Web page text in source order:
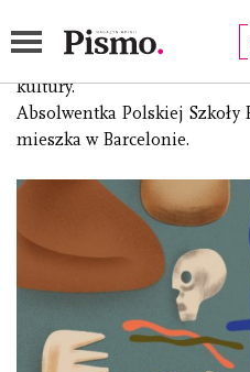
(ur. 1992), dziennikarka, z
kultury.
Absolwentka Polskiej Szkoły
mieszka w Barcelonie.